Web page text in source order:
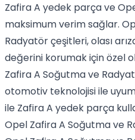
Zafira A yedek parça ve
maksimum verim sağlar.
Radyatör çeşitleri, olası
değerini korumak için özel
Zafira A Soğutma ve
otomotiv teknolojisi ile
ile Zafira A yedek parça
Opel Zafira A Soğutma ve